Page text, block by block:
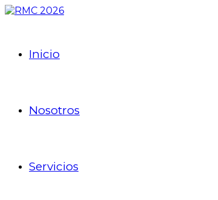
Inicio
Nosotros
Servicios